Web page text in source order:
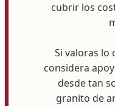
cubrir los
Si valoras lo
considera
desde tan
granito de